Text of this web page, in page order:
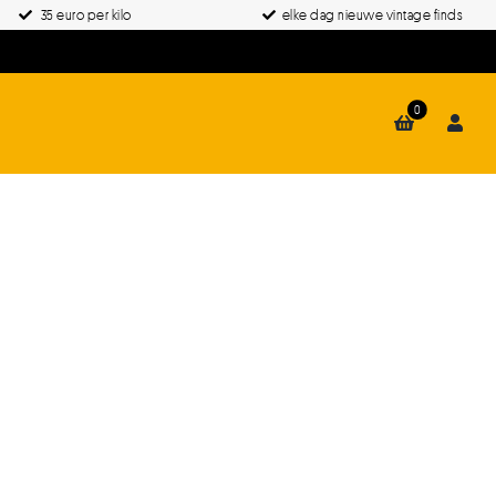
35 euro per kilo elke dag nieuwe vintage finds
0